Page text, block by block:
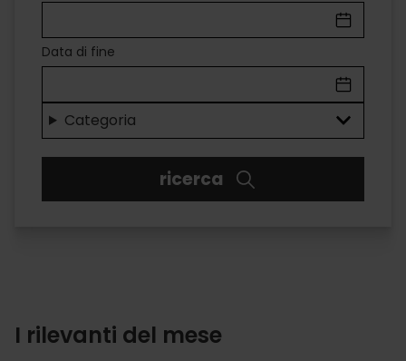
VALÈNCIA
Divertimento
per
tutti
i
Data di fine
Categoria
ricerca
I rilevanti del mese